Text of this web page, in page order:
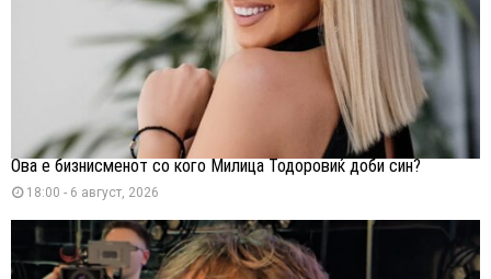
Ова е бизнисменот со кого Милица Тодоровиќ доби син?
18:00 - 6 август, 2026